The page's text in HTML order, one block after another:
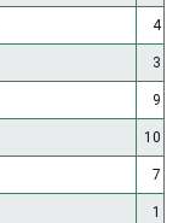
4
3
9
10
7
1